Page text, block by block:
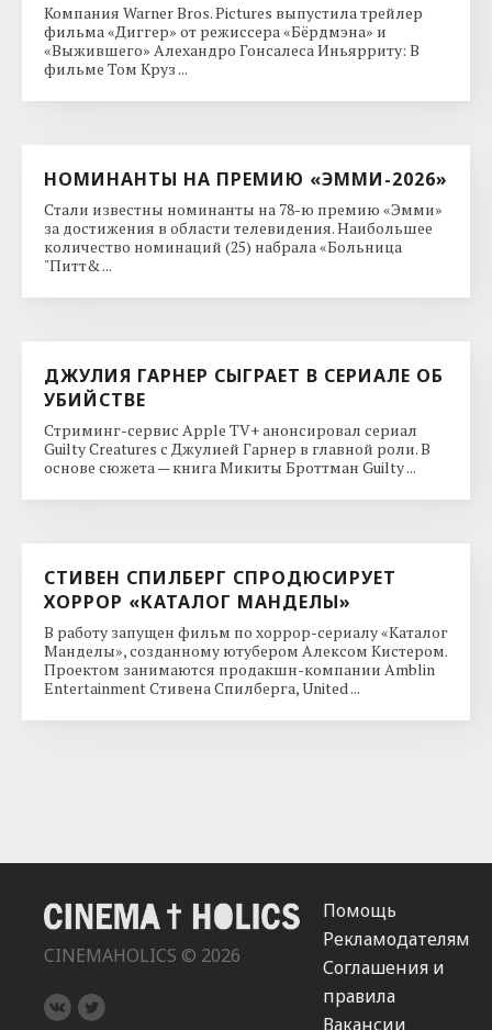
Компания Warner Bros. Pictures выпустила трейлер
фильма «Диггер» от режиссера «Бёрдмэна» и
«Выжившего» Алехандро Гонсалеса Иньярриту: В
фильме Том Круз ...
НОМИНАНТЫ НА ПРЕМИЮ «ЭММИ-2026»
Стали известны номинанты на 78-ю премию «Эмми»
за достижения в области телевидения. Наибольшее
количество номинаций (25) набрала «Больница
"Питт& ...
ДЖУЛИЯ ГАРНЕР СЫГРАЕТ В СЕРИАЛЕ ОБ
УБИЙСТВЕ
Стриминг-сервис Apple TV+ анонсировал сериал
Guilty Creatures с Джулией Гарнер в главной роли. В
основе сюжета — книга Микиты Броттман Guilty ...
СТИВЕН СПИЛБЕРГ СПРОДЮСИРУЕТ
ХОРРОР «КАТАЛОГ МАНДЕЛЫ»
В работу запущен фильм по хоррор-сериалу «Каталог
Манделы», созданному ютубером Алексом Кистером.
Проектом занимаются продакшн-компании Amblin
Entertainment Стивена Спилберга, United ...
CINEMAHOLICS © 2026
Помощь
Рекламодателям
Соглашения и
правила
Вакансии